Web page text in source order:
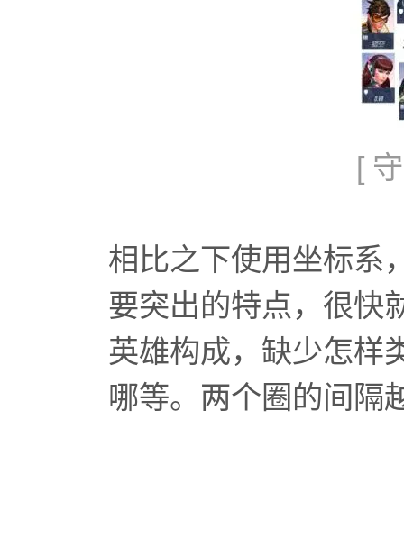
[
相比之下使用坐标系
要突出的特点，很快
英雄构成，缺少怎样
哪等。两个圈的间隔